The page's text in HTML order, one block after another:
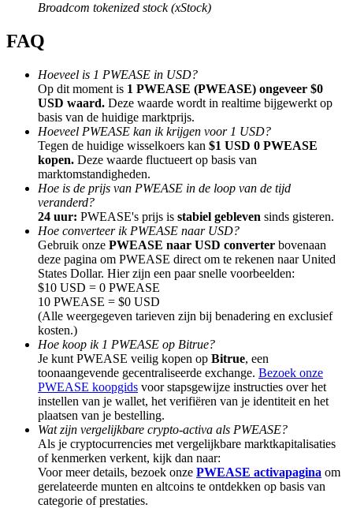
Tot 65% commissies!
Doorverwijzing
Nodig een vriend uit om contante beloningen te ontvangen
BTC Welcome Rewards
BTC Welcome Rewards
Deposit & Trade BTC to Share 25000 USDT prize pool!
Broadcom tokenized stock (xStock)
FAQ
Hoeveel is 1 PWEASE in USD?
Op dit moment is 1 PWEASE (PWEASE) ongeveer $0
USD waard. Deze waarde wordt in realtime bijgewerkt op
basis van de huidige marktprijs.
Hoeveel PWEASE kan ik krijgen voor 1 USD?
Tegen de huidige wisselkoers kan $1 USD 0 PWEASE
kopen. Deze waarde fluctueert op basis van
marktomstandigheden.
Hoe is de prijs van PWEASE in de loop van de tijd
veranderd?
24 uur: PWEASE's prijs is stabiel gebleven sinds gisteren.
Hoe converteer ik PWEASE naar USD?
Gebruik onze PWEASE naar USD converter bovenaan
deze pagina om PWEASE direct om te rekenen naar United
States Dollar. Hier zijn een paar snelle voorbeelden:
$10 USD = 0 PWEASE
10 PWEASE = $0 USD
(Alle weergegeven tarieven zijn bij benadering en exclusief
kosten.)
Hoe koop ik 1 PWEASE op Bitrue?
Je kunt PWEASE veilig kopen op Bitrue, een
toonaangevende gecentraliseerde exchange. Bezoek onze
PWEASE koopgids voor stapsgewijze instructies over het
instellen van je wallet, het verifiëren van je identiteit en het
plaatsen van je bestelling.
Wat zijn vergelijkbare crypto-activa als PWEASE?
Als je cryptocurrencies met vergelijkbare marktkapitalisaties
of kenmerken verkent, kijk dan naar:
Voor meer details, bezoek onze PWEASE activapagina om
gerelateerde munten en altcoins te ontdekken op basis van
categorie of prestaties.